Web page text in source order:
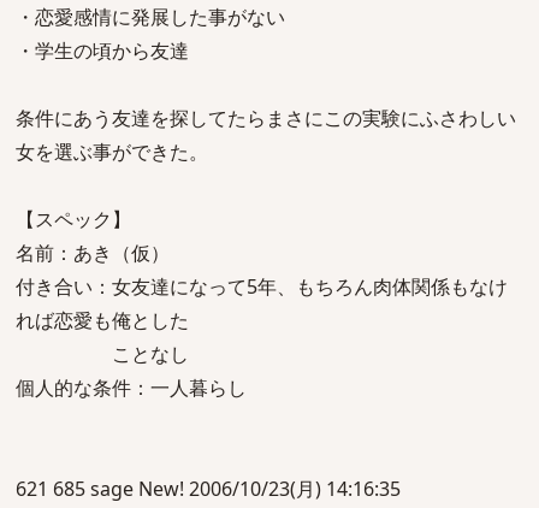
・恋愛感情に発展した事がない
・学生の頃から友達
条件にあう友達を探してたらまさにこの実験にふさわしい
女を選ぶ事ができた。
【スペック】
名前：あき（仮）
付き合い：女友達になって5年、もちろん肉体関係もなけ
れば恋愛も俺とした
ことなし
個人的な条件：一人暮らし
621 685 sage New! 2006/10/23(月) 14:16:35